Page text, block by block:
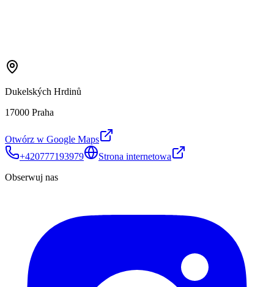
Dukelských Hrdinů
17000 Praha
Otwórz w Google Maps
+420777193979
Strona internetowa
Obserwuj nas